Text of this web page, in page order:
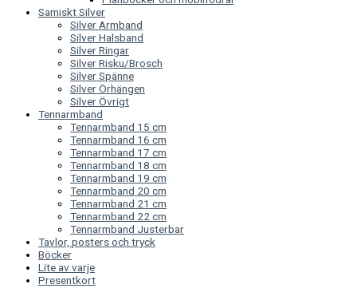
Samiskt Silver
Silver Armband
Silver Halsband
Silver Ringar
Silver Risku/Brosch
Silver Spänne
Silver Örhängen
Silver Övrigt
Tennarmband
Tennarmband 15 cm
Tennarmband 16 cm
Tennarmband 17 cm
Tennarmband 18 cm
Tennarmband 19 cm
Tennarmband 20 cm
Tennarmband 21 cm
Tennarmband 22 cm
Tennarmband Justerbar
Tavlor, posters och tryck
Böcker
Lite av varje
Presentkort